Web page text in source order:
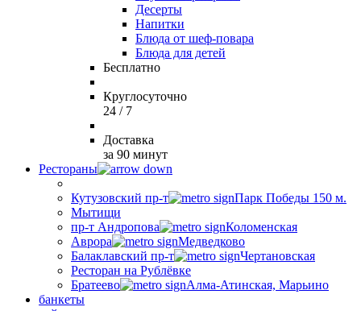
Десерты
Напитки
Блюда от шеф-повара
Блюда для детей
Бесплатно
Круглосуточно
24 / 7
Доставка
за 90 минут
Рестораны
Кутузовский пр-т
Парк Победы 150 м.
Мытищи
пр-т Андропова
Коломенская
Аврора
Медведково
Балаклавский пр-т
Чертановская
Ресторан на Рублёвке
Братеево
Алма-Атинская, Марьино
банкеты